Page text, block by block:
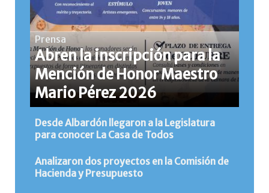
Prensa
Abren la inscripción para la
Mención de Honor Maestro
Mario Pérez 2026
Desde Albardón llegaron a la Legislatura
para conocer La Casa de Todos
Analizaron dos proyectos en la Comisión de
Hacienda y Presupuesto